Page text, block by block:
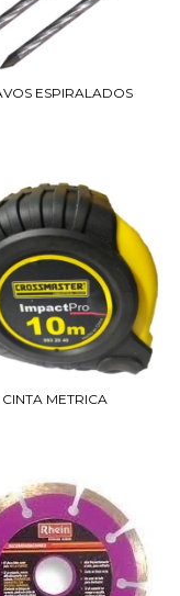
ESPIRALADOS
CINTA METRICA